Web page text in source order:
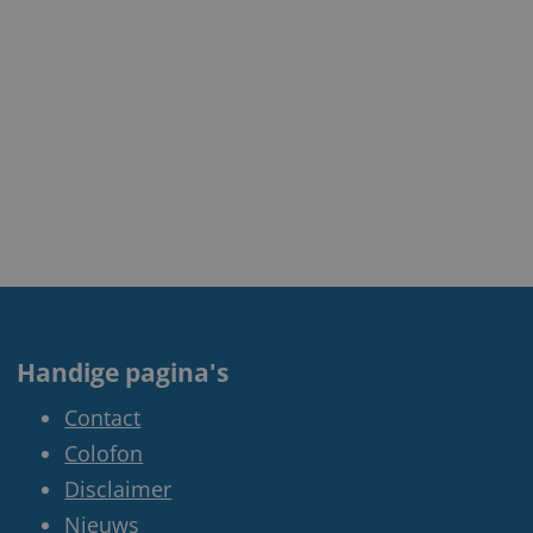
Handige pagina's
Contact
Colofon
Disclaimer
Nieuws